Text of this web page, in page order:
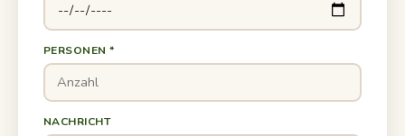
PERSONEN *
NACHRICHT